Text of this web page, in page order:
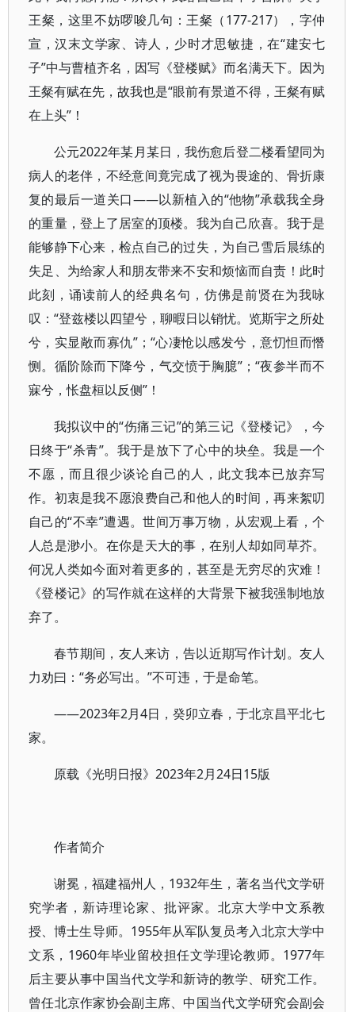
王粲，这里不妨啰唆几句：王粲（177-217），字仲
宣，汉末文学家、诗人，少时才思敏捷，在“建安七
子”中与曹植齐名，因写《登楼赋》而名满天下。因为
王粲有赋在先，故我也是“眼前有景道不得，王粲有赋
在上头”！
公元2022年某月某日，我伤愈后登二楼看望同为
病人的老伴，不经意间竟完成了视为畏途的、骨折康
复的最后一道关口——以新植入的“他物”承载我全身
的重量，登上了居室的顶楼。我为自己欣喜。我于是
能够静下心来，检点自己的过失，为自己雪后晨练的
失足、为给家人和朋友带来不安和烦恼而自责！此时
此刻，诵读前人的经典名句，仿佛是前贤在为我咏
叹：“登兹楼以四望兮，聊暇日以销忧。览斯宇之所处
兮，实显敞而寡仇”；“心凄怆以感发兮，意忉怛而憯
恻。循阶除而下降兮，气交愤于胸臆”；“夜参半而不
寐兮，怅盘桓以反侧”！
我拟议中的“伤痛三记”的第三记《登楼记》，今
日终于“杀青”。我于是放下了心中的块垒。我是一个
不愿，而且很少谈论自己的人，此文我本已放弃写
作。初衷是我不愿浪费自己和他人的时间，再来絮叨
自己的“不幸”遭遇。世间万事万物，从宏观上看，个
人总是渺小。在你是天大的事，在别人却如同草芥。
何况人类如今面对着更多的，甚至是无穷尽的灾难！
《登楼记》的写作就在这样的大背景下被我强制地放
弃了。
春节期间，友人来访，告以近期写作计划。友人
力劝曰：“务必写出。”不可违，于是命笔。
——2023年2月4日，癸卯立春，于北京昌平北七
家。
原载《光明日报》2023年2月24日15版
作者简介
谢冕，福建福州人，1932年生，著名当代文学研
究学者，新诗理论家、批评家。北京大学中文系教
授、博士生导师。1955年从军队复员考入北京大学中
文系，1960年毕业留校担任文学理论教师。1977年
后主要从事中国当代文学和新诗的教学、研究工作。
曾任北京作家协会副主席、中国当代文学研究会副会